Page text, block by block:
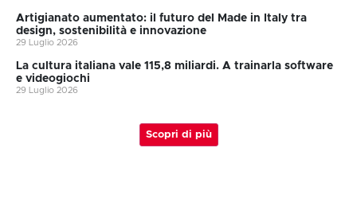
Artigianato aumentato: il futuro del Made in Italy tra
design, sostenibilità e innovazione
29 Luglio 2026
La cultura italiana vale 115,8 miliardi. A trainarla software
e videogiochi
29 Luglio 2026
Scopri di più